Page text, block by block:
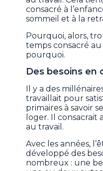
consacré à
sommeil et à la
Pourquoi, alors,
temps consacré
pourquoi.
Des besoins en
Il y a des
travaillait pour
primaires à savoir
loger. Il consacrait
au travail.
Avec les années,
développé des
nombreux : une